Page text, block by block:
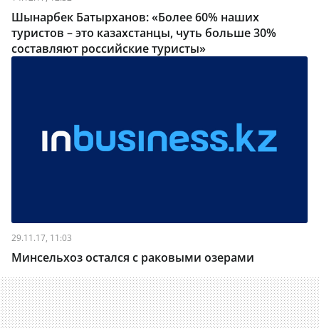
Шынарбек Батырханов: «Более 60% наших
туристов – это казахстанцы, чуть больше 30%
составляют российские туристы»
29.11.17, 11:03
Минсельхоз остался с раковыми озерами